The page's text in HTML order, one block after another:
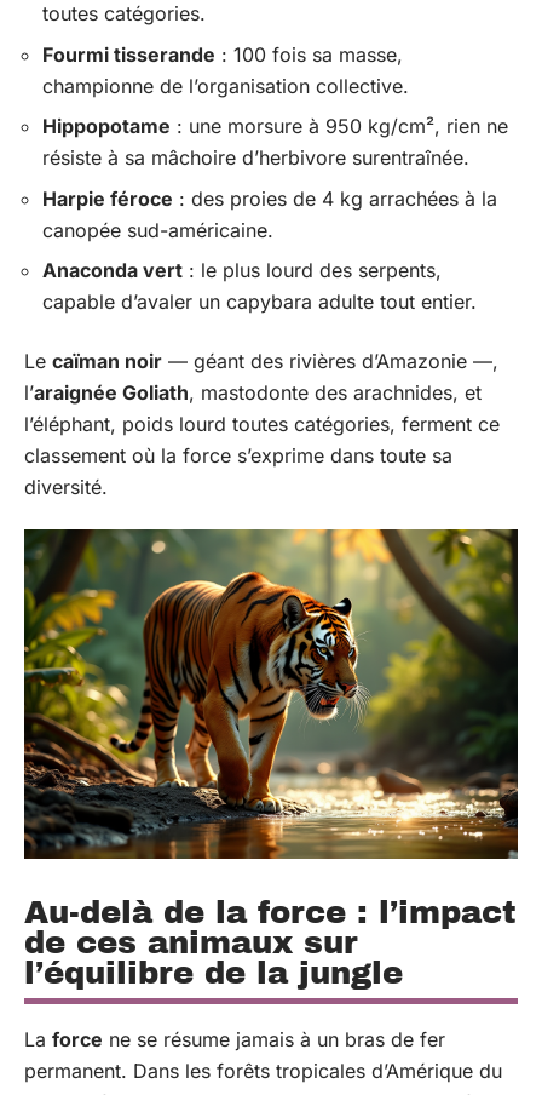
toutes catégories.
Fourmi tisserande : 100 fois sa masse,
championne de l’organisation collective.
Hippopotame : une morsure à 950 kg/cm², rien ne
résiste à sa mâchoire d’herbivore surentraînée.
Harpie féroce : des proies de 4 kg arrachées à la
canopée sud-américaine.
Anaconda vert : le plus lourd des serpents,
capable d’avaler un capybara adulte tout entier.
Le caïman noir — géant des rivières d’Amazonie —,
l’araignée Goliath, mastodonte des arachnides, et
l’éléphant, poids lourd toutes catégories, ferment ce
classement où la force s’exprime dans toute sa
diversité.
Au-delà de la force : l’impact
de ces animaux sur
l’équilibre de la jungle
La force ne se résume jamais à un bras de fer
permanent. Dans les forêts tropicales d’Amérique du